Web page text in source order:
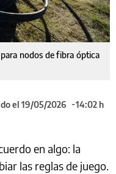
nodos de fibra óptica
el 19/05/2026
14:02 h
en algo: la
las reglas de juego.